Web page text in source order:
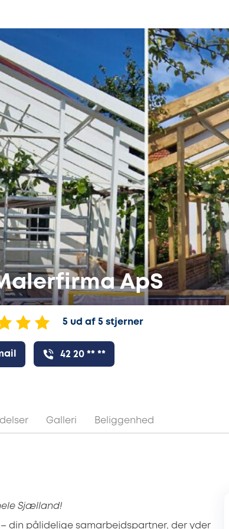
ApS
5 ud af 5 stjerner
42 20 ** **
Galleri Beliggenhed
Sjælland!
– din pålidelige samarbejdspartner, der yder